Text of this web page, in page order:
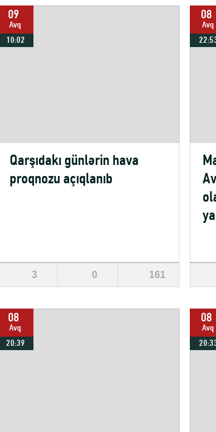
09
Avq
10:02
Qarşıdakı günlərin hava
proqnozu açıqlanıb
3 0 161
08
Avq
08
Avq
20:39
08
Avq